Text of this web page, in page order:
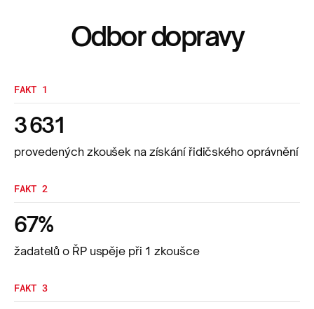
Odbor dopravy
FAKT 1
3 631
provedených zkoušek na získání řidičského oprávnění
FAKT 2
67%
žadatelů o ŘP uspěje při 1 zkoušce
FAKT 3